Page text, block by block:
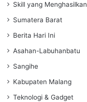
Skill yang Menghasilkan
Sumatera Barat
Berita Hari Ini
Asahan-Labuhanbatu
Sangihe
Kabupaten Malang
Teknologi & Gadget